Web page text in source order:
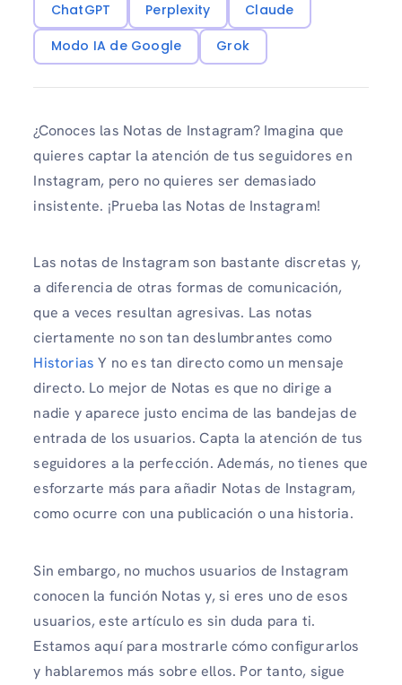
ChatGPT Perplexity
Claude
Modo IA de Google
Grok
¿Conoces las Notas de Instagram? Imagina que
quieres captar la atención de tus seguidores en
Instagram, pero no quieres ser demasiado
insistente. ¡Prueba las Notas de Instagram!
Las notas de Instagram son bastante discretas y,
a diferencia de otras formas de comunicación,
que a veces resultan agresivas. Las notas
ciertamente no son tan deslumbrantes como
Historias Y no es tan directo como un mensaje
directo. Lo mejor de Notas es que no dirige a
nadie y aparece justo encima de las bandejas de
entrada de los usuarios. Capta la atención de tus
seguidores a la perfección. Además, no tienes que
esforzarte más para añadir Notas de Instagram,
como ocurre con una publicación o una historia.
Sin embargo, no muchos usuarios de Instagram
conocen la función Notas y, si eres uno de esos
usuarios, este artículo es sin duda para ti.
Estamos aquí para mostrarle cómo configurarlos
y hablaremos más sobre ellos. Por tanto, sigue